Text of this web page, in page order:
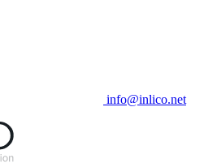
info@inlico.net